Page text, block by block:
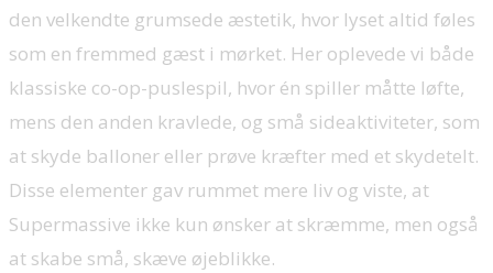
den velkendte grumsede æstetik, hvor lyset altid føles
som en fremmed gæst i mørket. Her oplevede vi både
klassiske co-op-puslespil, hvor én spiller måtte løfte,
mens den anden kravlede, og små sideaktiviteter, som
at skyde balloner eller prøve kræfter med et skydetelt.
Disse elementer gav rummet mere liv og viste, at
Supermassive ikke kun ønsker at skræmme, men også
at skabe små, skæve øjeblikke.